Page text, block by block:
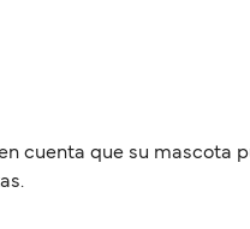
cuenta que su mascota